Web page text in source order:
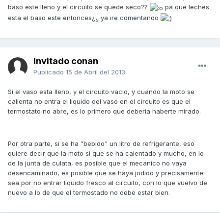
baso este lleno y el circuito se quede seco??
pa que leches
esta el baso este entonces¿¿ ya ire comentando
Invitado conan
Publicado 15 de Abril del 2013
Si el vaso esta lleno, y el circuito vacio, y cuando la moto se
calienta no entra el liquido del vaso en el circuito es que el
termostato no abre, es lo primero que deberia haberte mirado.
Por otra parte, si se ha "bebido" un litro de refrigerante, eso
quiere decir que la moto si que se ha calentado y mucho, en lo
de la junta de culata, es posible que el mecanico no vaya
desencaminado, es posible que se haya jodido y precisamente
sea por no entrar liquido fresco al circuito, con lo que vuelvo de
nuevo a lo de que el termostado no debe estar bien.